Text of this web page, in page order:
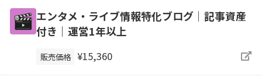
エンタメ・ライブ情報特化ブログ｜記事資産
付き｜運営1年以上
販売価格 ¥15,360